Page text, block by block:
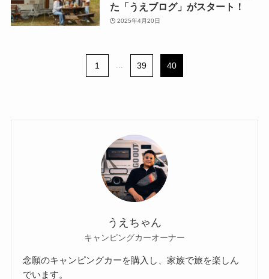
た「うえブログ」がスタート！
2025年4月20日
1 ... 39 40
うえちゃん
キャンピングカーオーナー
念願のキャンピングカーを購入し、家族で旅を楽しん
でいます。